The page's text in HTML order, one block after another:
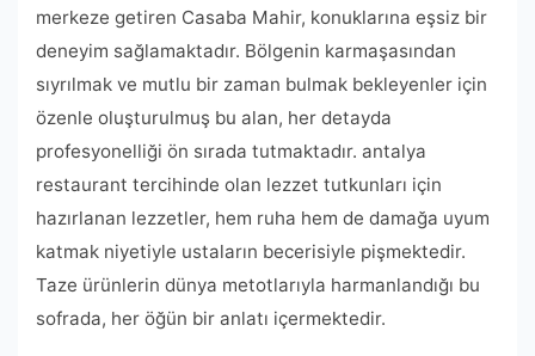
merkeze getiren Casaba Mahir, konuklarına eşsiz bir
deneyim sağlamaktadır. Bölgenin karmaşasından
sıyrılmak ve mutlu bir zaman bulmak bekleyenler için
özenle oluşturulmuş bu alan, her detayda
profesyonelliği ön sırada tutmaktadır. antalya
restaurant tercihinde olan lezzet tutkunları için
hazırlanan lezzetler, hem ruha hem de damağa uyum
katmak niyetiyle ustaların becerisiyle pişmektedir.
Taze ürünlerin dünya metotlarıyla harmanlandığı bu
sofrada, her öğün bir anlatı içermektedir.